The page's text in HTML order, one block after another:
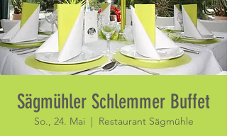
Sägmühler Schlemmer Buffet
So., 24. Mai
  |
Restaurant Sägmühle